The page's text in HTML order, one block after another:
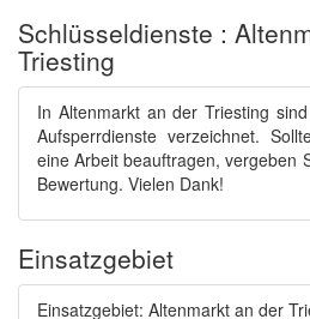
Schlüsseldienste :
Triesting
In Altenmarkt an der Triesting
Aufsperrdienste verzeichnet.
eine Arbeit beauftragen, vergeben
Bewertung. Vielen Dank!
Einsatzgebiet
Einsatzgebiet: Altenmarkt an der